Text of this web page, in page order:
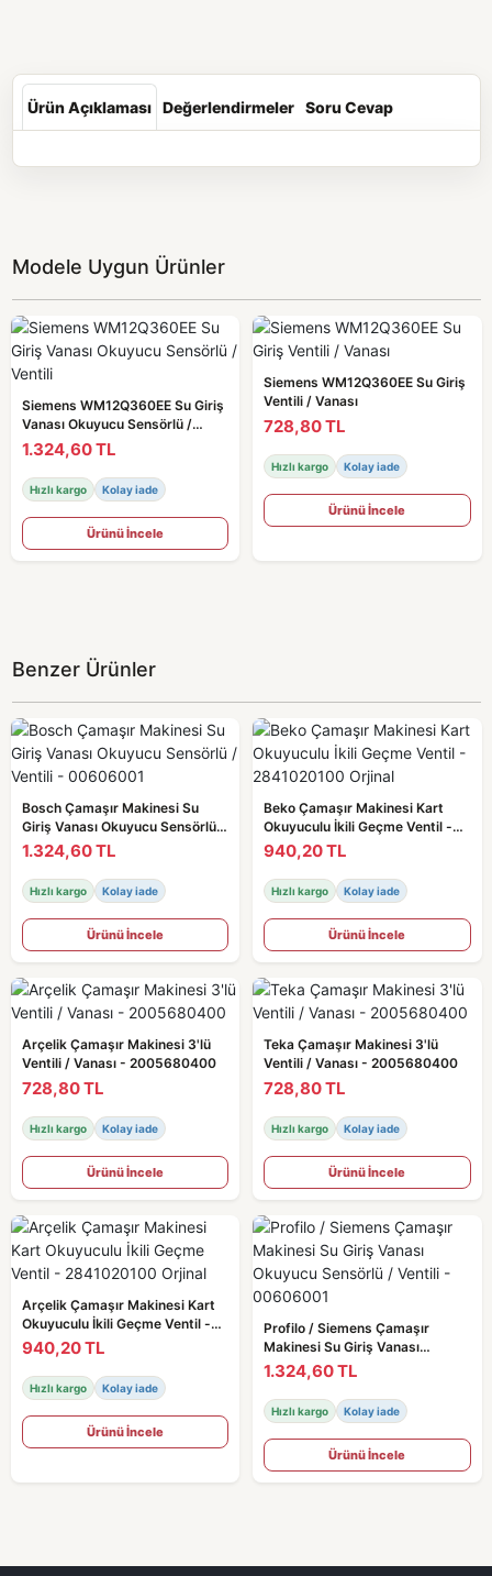
Ürün Açıklaması Değerlendirmeler Soru Cevap
Modele Uygun Ürünler
Siemens WM12Q360EE Su Giriş
Vanası Okuyucu Sensörlü /
Ventili
1.324,60 TL
Hızlı kargo Kolay iade
Ürünü İncele
Siemens WM12Q360EE Su Giriş
Ventili / Vanası
728,80 TL
Hızlı kargo Kolay iade
Ürünü İncele
Benzer Ürünler
Bosch Çamaşır Makinesi Su
Giriş Vanası Okuyucu Sensörlü /
Ventili - 00606001
1.324,60 TL
Hızlı kargo Kolay iade
Ürünü İncele
Beko Çamaşır Makinesi Kart
Okuyuculu İkili Geçme Ventil -
2841020100 Orjinal
940,20 TL
Hızlı kargo Kolay iade
Ürünü İncele
Arçelik Çamaşır Makinesi 3'lü
Ventili / Vanası - 2005680400
728,80 TL
Hızlı kargo Kolay iade
Ürünü İncele
Teka Çamaşır Makinesi 3'lü
Ventili / Vanası - 2005680400
728,80 TL
Hızlı kargo Kolay iade
Ürünü İncele
Arçelik Çamaşır Makinesi Kart
Okuyuculu İkili Geçme Ventil -
2841020100 Orjinal
940,20 TL
Hızlı kargo Kolay iade
Ürünü İncele
Profilo / Siemens Çamaşır
Makinesi Su Giriş Vanası
Okuyucu Sensörlü / Ventili -
00606001
1.324,60 TL
Hızlı kargo Kolay iade
Ürünü İncele